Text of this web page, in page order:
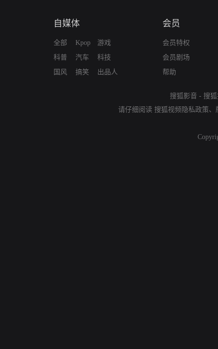
自媒体
全部
科普
国风
Kpop
汽车
搞笑
游戏
科技
出品人
会员
会员特权
会员剧场
帮助
搜狐影音 - 搜
请仔细阅读 搜狐视频隐私政策、